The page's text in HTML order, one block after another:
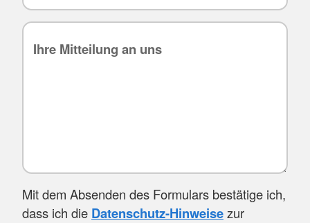
Mit dem Absenden des Formulars bestätige ich,
dass ich die Datenschutz-Hinweisezur